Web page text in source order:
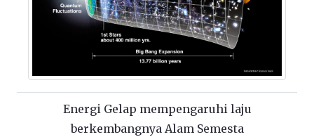
Energi Gelap mempengaruhi laju
berkembangnya Alam Semesta